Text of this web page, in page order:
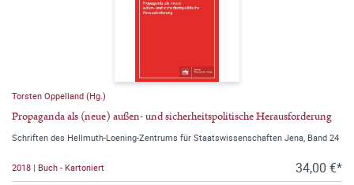
Torsten Oppelland (Hg.)
Propaganda als (neue) außen- und sicherheitspolitische Herausforderung
Schriften des Hellmuth-Loening-Zentrums für Staatswissenschaften Jena, Band 24
2018 | Buch - Kartoniert 34,00 €*